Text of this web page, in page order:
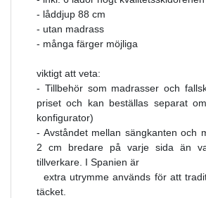
- låddjup 88 cm
- utan madrass
- många färger möjliga
viktigt att veta:
- Tillbehör som madrasser och
priset och kan beställas separat
konfigurator)
- Avståndet mellan sängkanten och
2 cm bredare på varje sida än
tillverkare. I Spanien är
extra utrymme används för att
täcket.